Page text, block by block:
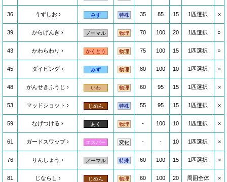
36 うずしお みず 特殊 35 85 15 1匹選択 ×
39 からげんき ノーマル 物理 70 100 20 1匹選択 ○
43 かわらわり かくとう 物理 75 100 15 1匹選択 ○
45 ダイビング みず 物理 80 100 10 1匹選択 ○
48 がんせきふうじ いわ 物理 60 95 15 1匹選択 ×
53 マッドショット じめん 特殊 55 95 15 1匹選択 ×
59 なげつける あく 物理 - 100 10 1匹選択 ×
61 ガードスワップ エスパー 変化 - - 10 1匹選択 ×
76 りんしょう ノーマル 特殊 60 100 15 1匹選択 ×
81 じならし じめん 物理 60 100 20 周囲全体 ×